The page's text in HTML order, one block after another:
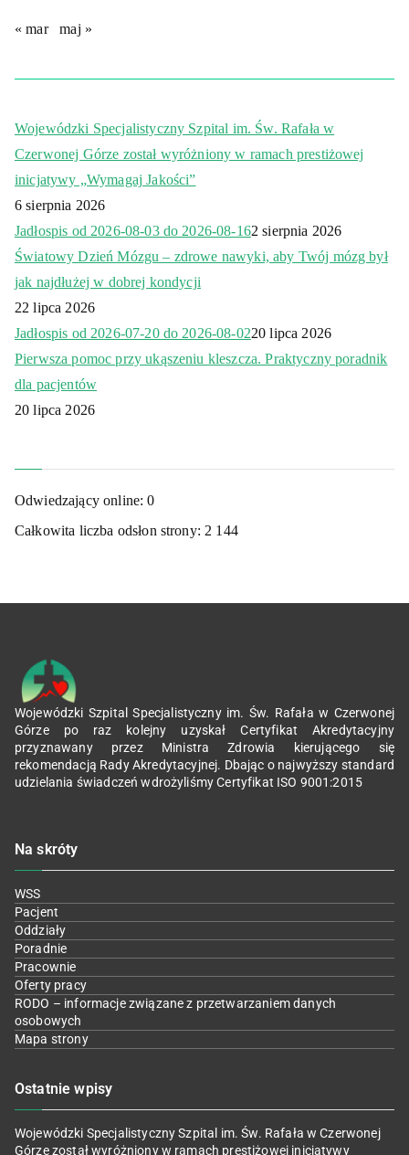
« mar maj »
Wojewódzki Specjalistyczny Szpital im. Św. Rafała w
Czerwonej Górze został wyróżniony w ramach prestiżowej
inicjatywy „Wymagaj Jakości”
6 sierpnia 2026
Jadłospis od 2026-08-03 do 2026-08-162 sierpnia 2026
Światowy Dzień Mózgu – zdrowe nawyki, aby Twój mózg był
jak najdłużej w dobrej kondycji
22 lipca 2026
Jadłospis od 2026-07-20 do 2026-08-0220 lipca 2026
Pierwsza pomoc przy ukąszeniu kleszcza. Praktyczny poradnik
dla pacjentów
20 lipca 2026
Odwiedzający online:0
Całkowita liczba odsłon strony: 2 144
Wojewódzki Szpital Specjalistyczny im. Św. Rafała w Czerwonej
Górze po raz kolejny uzyskał Certyfikat Akredytacyjny
przyznawany przez Ministra Zdrowia kierującego się
rekomendacją Rady Akredytacyjnej. Dbając o najwyższy standard
udzielania świadczeń wdrożyliśmy Certyfikat ISO 9001:2015
Na skróty
WSS
Pacjent
Oddziały
Poradnie
Pracownie
Oferty pracy
RODO – informacje związane z przetwarzaniem danych
osobowych
Mapa strony
Ostatnie wpisy
Wojewódzki Specjalistyczny Szpital im. Św. Rafała w Czerwonej
Górze został wyróżniony w ramach prestiżowej inicjatywy